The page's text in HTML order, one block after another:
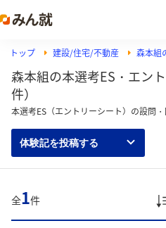
トップ 建設/住宅/不動産 森本組
森本組の本選考ES・エン
件）
本選考ES（エントリーシート）の設問
体験記を投稿する
全1件